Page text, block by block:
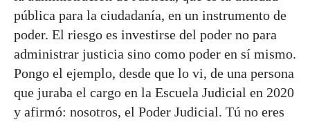
pública para la ciudadanía, en un instrumento de
poder. El riesgo es investirse del poder no para
administrar justicia sino como poder en sí mismo.
Pongo el ejemplo, desde que lo vi, de una persona
que juraba el cargo en la Escuela Judicial en 2020
y afirmó: nosotros, el Poder Judicial. Tú no eres